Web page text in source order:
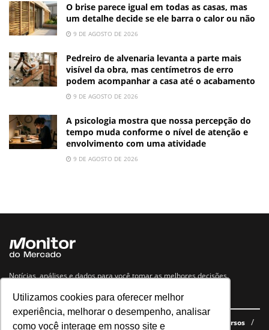
Utilizamos cookies para oferecer melhor
experiência, melhorar o desempenho, analisar
como você interage em nosso site e
O brise parece igual em todas as casas, mas
um detalhe decide se ele barra o calor ou não
9 DE AGOSTO DE 2026
Pedreiro de alvenaria levanta a parte mais
visível da obra, mas centímetros de erro
podem acompanhar a casa até o acabamento
9 DE AGOSTO DE 2026
A psicologia mostra que nossa percepção do
tempo muda conforme o nível de atenção e
envolvimento com uma atividade
9 DE AGOSTO DE 2026
Notícias, análises e dados para você tomar as melhores decisões.
Navegue no site
Últimas notícias Quem somos E-books gratuitos Cursos